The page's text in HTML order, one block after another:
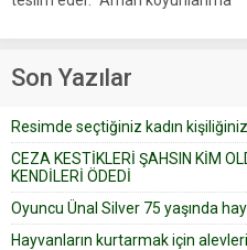
Çoban koyunları alır gider. Aylar...
Son Yazılar
Resimde seçtiğiniz kadın
CEZA KESTİKLERİ ŞAHSIN KİM
KENDİLERİ ÖDEDİ
Oyuncu Ünal Silver 75 yaşında
Hayvanların kurtarmak için